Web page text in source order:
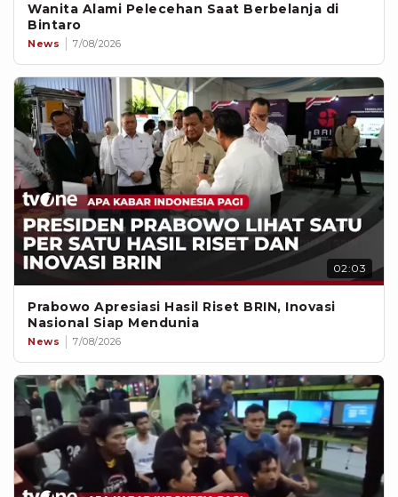
Wanita Alami Pelecehan Saat Berbelanja di
Bintaro
News 7/08/2026
02:03
Prabowo Apresiasi Hasil Riset BRIN, Inovasi
Nasional Siap Mendunia
News 7/08/2026